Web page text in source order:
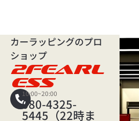
カーラッピングのプロ
ショップ
2FEARL
ESS
10:00~20:00
080-4325-
5445（22時ま